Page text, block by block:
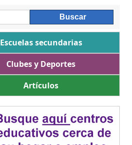
Escuelas secundarias
Clubes y Deportes
Artículos